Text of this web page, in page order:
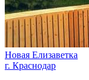
Новая Елизаветка
г. Краснодар